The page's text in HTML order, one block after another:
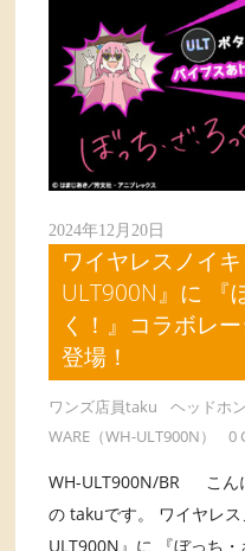
2024年12月20日
ワイヤレスノイ
ULT900N』に 『
く！』コラボレ
登場！
ワンズ店員taku ヘッドホ
WARE（WH-ULT900N）
0
WH-ULT900N/BR こん
の takuです。 ワイヤレ
ULT900N』に 『ぼっち